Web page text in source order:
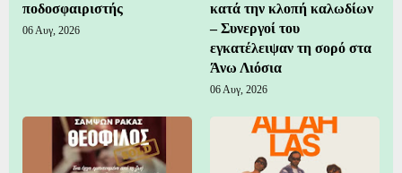
ποδοσφαιριστής
06 Αυγ, 2026
κατά την κλοπή καλωδίων
– Συνεργοί του
εγκατέλειψαν τη σορό στα
Άνω Λιόσια
06 Αυγ, 2026